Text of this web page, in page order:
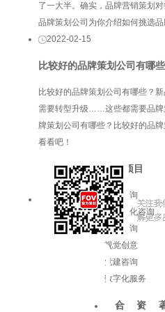
了一大半。确实，品牌营销策划
品牌策划公司为你介绍如何挑选品
2022-02-15
比较好的品牌策划公司有哪
比较好的品牌策划公司有哪些？
需要转型升级……这些都需要品牌
牌策划公司有哪些？比较好的品
看看吧！
服务项目
品牌咨询
企业文化咨询
增长咨询
视觉创意
党建咨询
数字化服务
合
资